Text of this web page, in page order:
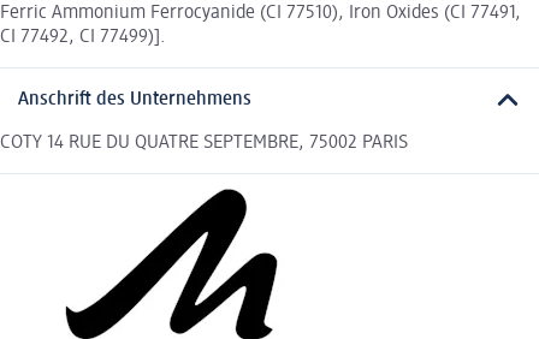
Ferric Ammonium Ferrocyanide (CI 77510), Iron Oxides (CI 77491,
CI 77492, CI 77499)].
Anschrift des Unternehmens
COTY 14 RUE DU QUATRE SEPTEMBRE, 75002 PARIS